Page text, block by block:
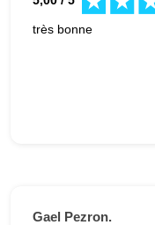
très bonne
Gael Pezron.